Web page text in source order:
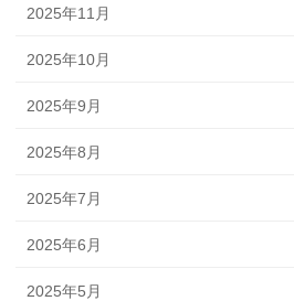
2025年11月
2025年10月
2025年9月
2025年8月
2025年7月
2025年6月
2025年5月